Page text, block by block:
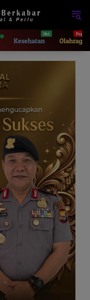
Kesehatan Olahraga